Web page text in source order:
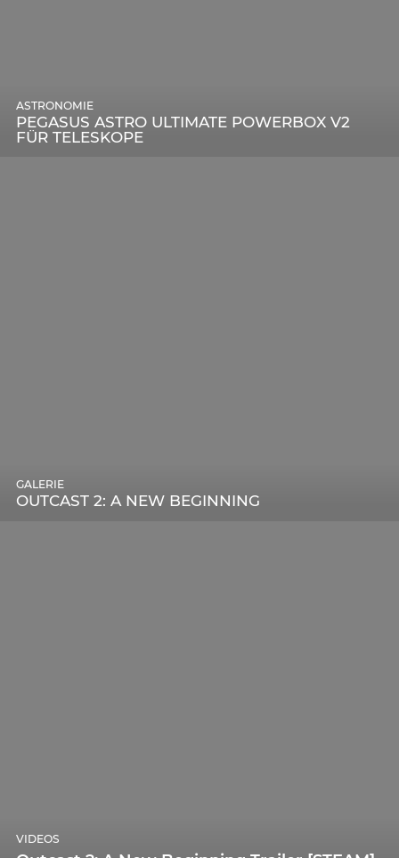
PEGASUS ASTRO ULTIMATE POWERBOX V2
FÜR TELESKOPE
ASTRONOMIE
OUTCAST 2: A NEW BEGINNING
GALERIE
VIDEOS